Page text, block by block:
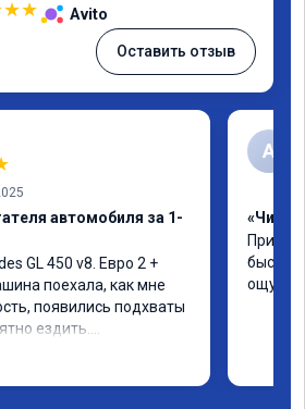
★★ Avito
Оставить отзыв
автомобиля за 1-
GL 450 v8. Евро 2 +
поехала, как мне
появились подхваты
ездить.
в авто! 🔥
A
«Чип